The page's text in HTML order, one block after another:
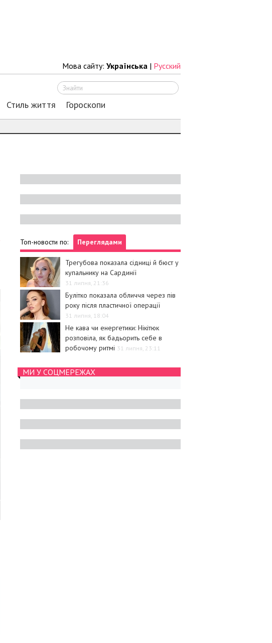
Мова сайту: Українська | Русский
Стиль життя Гороскопи
Топ-новости по: Переглядами
Трегубова показала сідниці й бюст у
купальнику на Сардинії
31 липня, 21:36
Булітко показала обличчя через пів
року після пластичної операції
31 липня, 18:04
Не кава чи енергетики: Нікітюк
розповіла, як бадьорить себе в
робочому ритмі 31 липня, 23:11
МИ У СОЦМЕРЕЖАХ